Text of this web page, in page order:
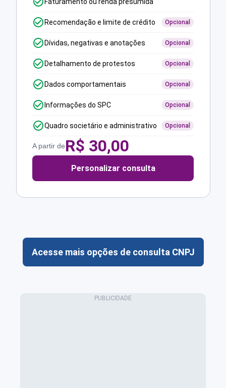
Faturamento ou renda presumida
Recomendação e limite de crédito Opcional
Dívidas, negativas e anotações Opcional
Detalhamento de protestos Opcional
Dados comportamentais Opcional
Informações do SPC Opcional
Quadro societário e administrativo Opcional
A partir deR$ 30,00
Personalizar consulta
Acesse mais opções de consulta CNPJ